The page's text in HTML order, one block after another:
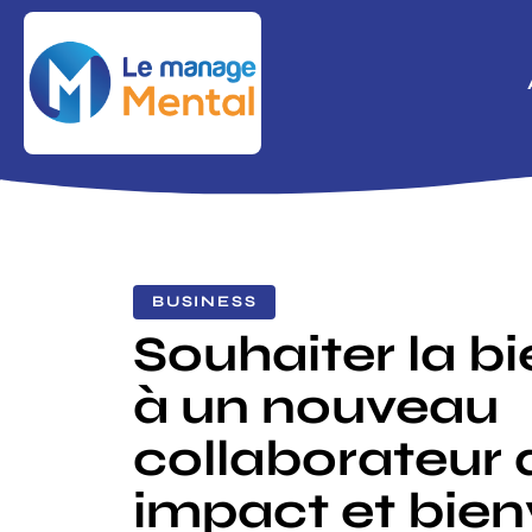
BUSINESS
Souhaiter la
à un nouveau
collaborateur
impact et